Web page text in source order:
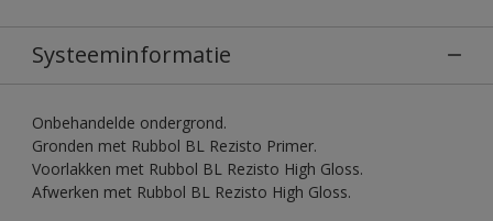
Systeeminformatie
Onbehandelde ondergrond.
Gronden met Rubbol BL Rezisto Primer.
Voorlakken met Rubbol BL Rezisto High Gloss.
Afwerken met Rubbol BL Rezisto High Gloss.